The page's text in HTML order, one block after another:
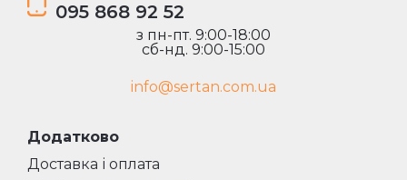
095 868 92 52
з пн-пт. 9:00-18:00
сб-нд. 9:00-15:00
info@sertan.com.ua
Додатково
Доставка і оплата